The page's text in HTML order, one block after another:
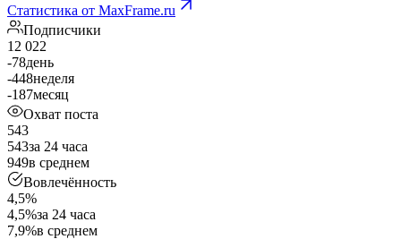
Статистика от MaxFrame.ru
Подписчики
12 022
-78день
-448неделя
-187месяц
Охват поста
543
543за 24 часа
949в среднем
Вовлечённость
4,5%
4,5%за 24 часа
7,9%в среднем